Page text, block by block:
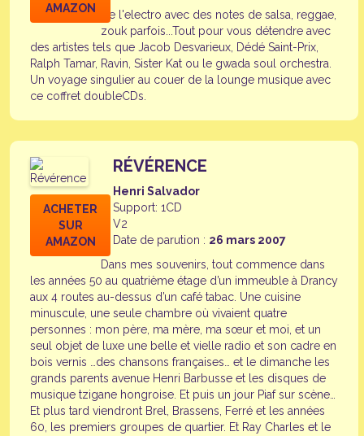
AMAZON
De l'electro avec des notes de salsa, reggae,
zouk parfois...Tout pour vous détendre avec
des artistes tels que Jacob Desvarieux, Dédé Saint-Prix,
Ralph Tamar, Ravin, Sister Kat ou le gwada soul orchestra.
Un voyage singulier au couer de la lounge musique avec
ce coffret doubleCDs.
ACHETER
SUR
AMAZON
RÉVÉRENCE
Henri Salvador
Support: 1CD
V2
Date de parution : 26 mars 2007
Dans mes souvenirs, tout commence dans
les années 50 au quatrième étage d’un immeuble à Drancy
aux 4 routes au-dessus d’un café tabac. Une cuisine
minuscule, une seule chambre où vivaient quatre
personnes : mon père, ma mère, ma sœur et moi, et un
seul objet de luxe une belle et vielle radio et son cadre en
bois vernis …des chansons françaises… et le dimanche les
grands parents avenue Henri Barbusse et les disques de
musique tzigane hongroise. Et puis un jour Piaf sur scène…
Et plus tard viendront Brel, Brassens, Ferré et les années
60, les premiers groupes de quartier. Et Ray Charles et le